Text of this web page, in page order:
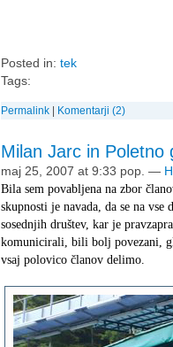
Posted in: tek
Tags:
Permalink | Komentarji (2)
Milan Jarc in Poletno
maj 25, 2007 at 9:33 pop. —
Bila sem povabljena na zbor
skupnosti je navada, da se na
sosednjih društev, kar je
komunicirali, bili bolj povezani,
vsaj polovico članov delimo.